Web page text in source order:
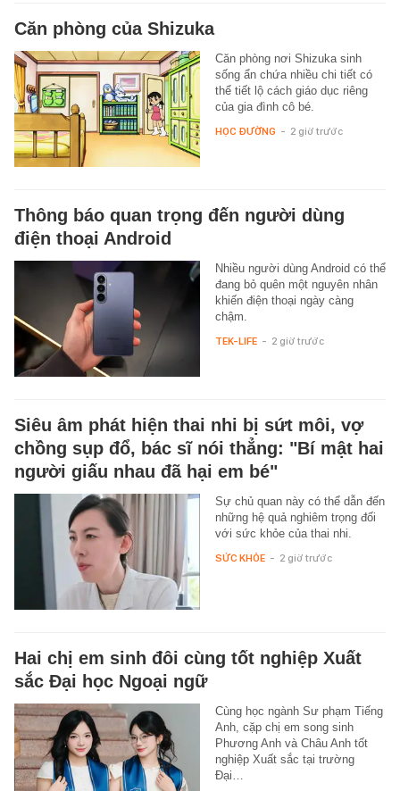
Căn phòng của Shizuka
Căn phòng nơi Shizuka sinh
sống ẩn chứa nhiều chi tiết có
thể tiết lộ cách giáo dục riêng
của gia đình cô bé.
HỌC ĐƯỜNG - 2 giờ trước
Thông báo quan trọng đến người dùng
điện thoại Android
Nhiều người dùng Android có thể
đang bỏ quên một nguyên nhân
khiến điện thoại ngày càng
chậm.
TEK-LIFE - 2 giờ trước
Siêu âm phát hiện thai nhi bị sứt môi, vợ
chồng sụp đổ, bác sĩ nói thẳng: "Bí mật hai
người giấu nhau đã hại em bé"
Sự chủ quan này có thể dẫn đến
những hệ quả nghiêm trọng đối
với sức khỏe của thai nhi.
SỨC KHỎE - 2 giờ trước
Hai chị em sinh đôi cùng tốt nghiệp Xuất
sắc Đại học Ngoại ngữ
Cùng học ngành Sư phạm Tiếng
Anh, cặp chị em song sinh
Phương Anh và Châu Anh tốt
nghiệp Xuất sắc tại trường
Đại…